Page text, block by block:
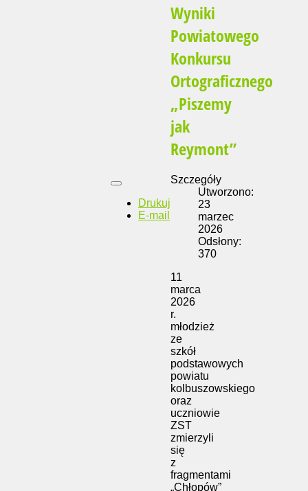
Wyniki
Powiatowego
Konkursu
Ortograficznego
„Piszemy
jak
Reymont”
Drukuj
E-mail
Szczegóły
Utworzono:
23
marzec
2026
Odsłony:
370
11
marca
2026
r.
młodzież
ze
szkół
podstawowych
powiatu
kolbuszowskiego
oraz
uczniowie
ZST
zmierzyli
się
z
fragmentami
„Chłopów”